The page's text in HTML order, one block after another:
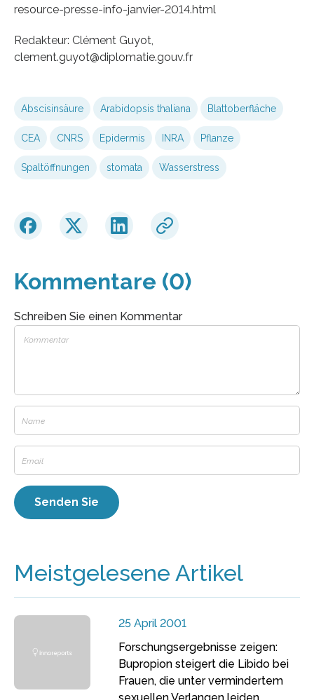
resource-presse-info-janvier-2014.html
Redakteur: Clément Guyot,
clement.guyot@diplomatie.gouv.fr
Abscisinsäure Arabidopsis thaliana Blattoberfläche
CEA CNRS Epidermis INRA Pflanze
Spaltöffnungen stomata Wasserstress
Kommentare (0)
Schreiben Sie einen Kommentar
Meistgelesene Artikel
25 April 2001
Forschungsergebnisse zeigen:
Bupropion steigert die Libido bei
Frauen, die unter vermindertem
sexuellen Verlangen leiden